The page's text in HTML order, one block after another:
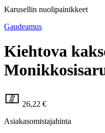
Karusellin nuolipainikkeet
Gaudeamus
Kiehtova
26,22 €
Asiakasomistajahinta